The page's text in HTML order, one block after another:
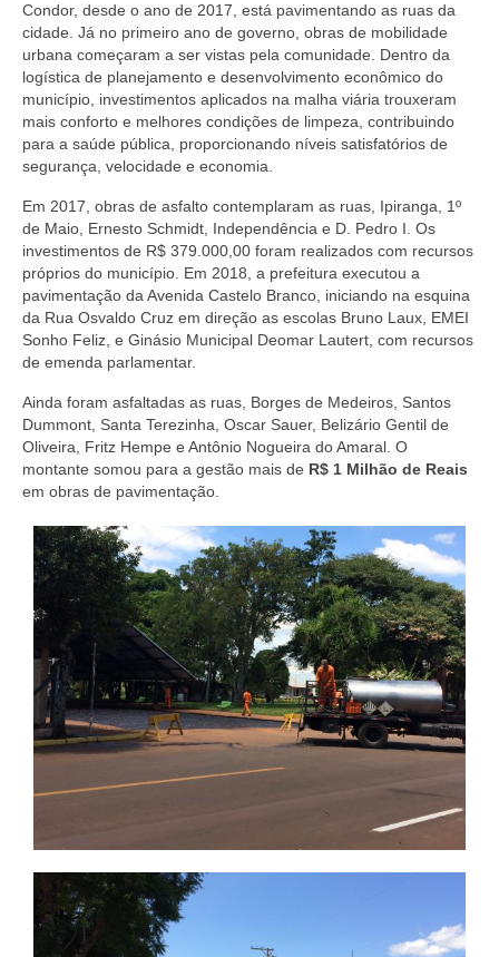
Condor, desde o ano de 2017, está pavimentando as ruas da
cidade. Já no primeiro ano de governo, obras de mobilidade
urbana começaram a ser vistas pela comunidade. Dentro da
logística de planejamento e desenvolvimento econômico do
município, investimentos aplicados na malha viária trouxeram
mais conforto e melhores condições de limpeza, contribuindo
para a saúde pública, proporcionando níveis satisfatórios de
segurança, velocidade e economia.
Em 2017, obras de asfalto contemplaram as ruas, Ipiranga, 1º
de Maio, Ernesto Schmidt, Independência e D. Pedro I. Os
investimentos de R$ 379.000,00 foram realizados com recursos
próprios do município. Em 2018, a prefeitura executou a
pavimentação da Avenida Castelo Branco, iniciando na esquina
da Rua Osvaldo Cruz em direção as escolas Bruno Laux, EMEI
Sonho Feliz, e Ginásio Municipal Deomar Lautert, com recursos
de emenda parlamentar.
Ainda foram asfaltadas as ruas, Borges de Medeiros, Santos
Dummont, Santa Terezinha, Oscar Sauer, Belizário Gentil de
Oliveira, Fritz Hempe e Antônio Nogueira do Amaral. O
montante somou para a gestão mais de R$ 1 Milhão de Reais
em obras de pavimentação.